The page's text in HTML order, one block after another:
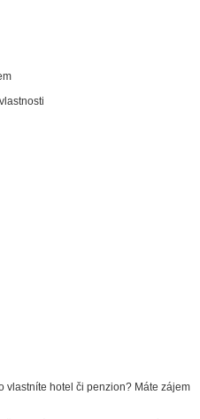
vlastníte hotel či penzion? Máte zájem